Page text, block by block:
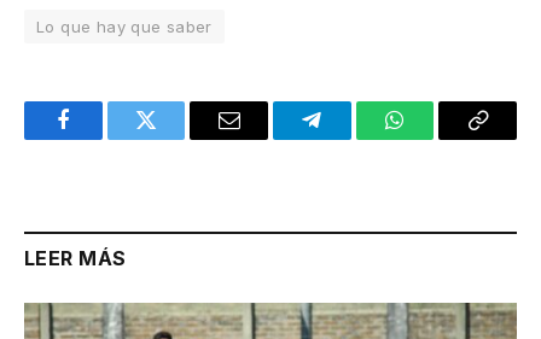
Lo que hay que saber
FacebookTwitter Email TelegramWhatsAppCopy
LEER MÁS